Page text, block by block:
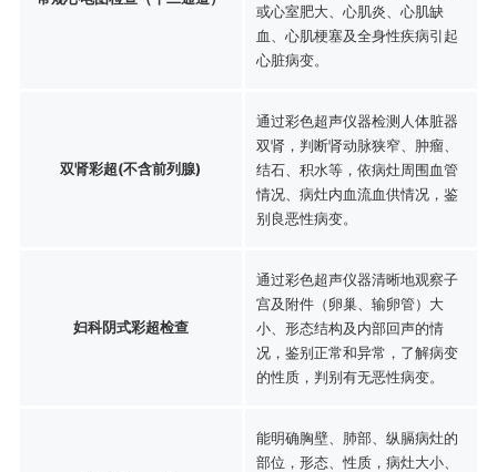
或心室肥大、心肌炎、心肌缺
血、心肌梗塞及全身性疾病引起
心脏病变。
双肾彩超(不含前列腺)
通过彩色超声仪器检测人体脏器
双肾，判断肾动脉狭窄、肿瘤、
结石、积水等，依病灶周围血管
情况、病灶内血流血供情况，鉴
别良恶性病变。
妇科阴式彩超检查
通过彩色超声仪器清晰地观察子
宫及附件（卵巢、输卵管）大
小、形态结构及内部回声的情
况，鉴别正常和异常，了解病变
的性质，判别有无恶性病变。
能明确胸壁、肺部、纵膈病灶的
部位，形态、性质，病灶大小、